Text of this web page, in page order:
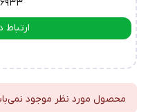
محصول مورد نظر موجود